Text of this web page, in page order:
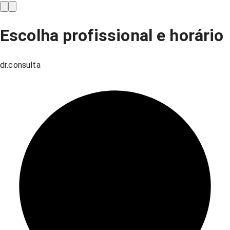
Escolha profissional e horário
dr.consulta